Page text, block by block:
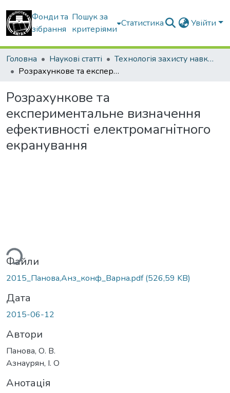
Фонди та
зібрання
Пошук за
критеріями
Статистика Увійти
Головна Наукові статті
Технологія захисту навколишнього середовища
Розрахункове та експериментальне визначення ефективності електромагнітного екранування
Розрахункове та
експериментальне визначення
ефективності електромагнітного
екранування
Файли
2015_Панова,Анз_конф_Варна.pdf(526,59 KB)
Дата
2015-06-12
Автори
Панова, О. В.
Азнаурян, І. О
Анотація